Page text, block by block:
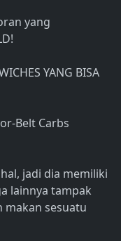
yang
YANG BISA
Belt Carbs
jadi dia memiliki
lainnya tampak
makan sesuatu